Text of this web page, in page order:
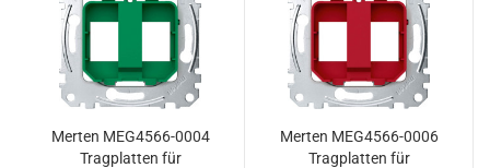
Merten MEG4566-0004
Tragplatten für
Merten MEG4566-0006
Tragplatten für